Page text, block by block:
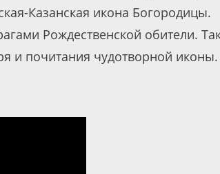
Казанская икона Богородицы.
Рождественской обители.
и почитания чудотворной иконы.